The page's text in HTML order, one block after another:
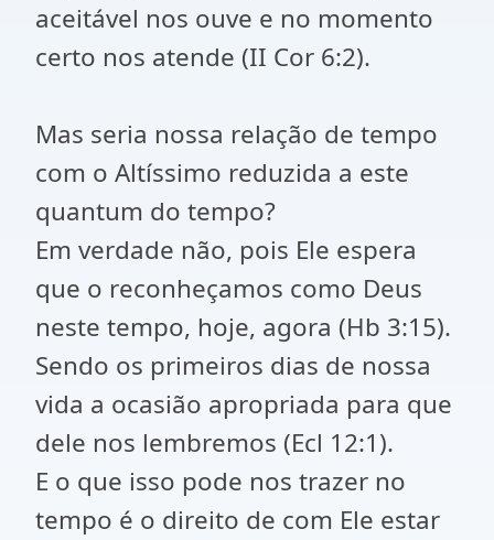
aceitável nos ouve e no momento
certo nos atende (II Cor 6:2).
Mas seria nossa relação de tempo
com o Altíssimo reduzida a este
quantum do tempo?
Em verdade não, pois Ele espera
que o reconheçamos como Deus
neste tempo, hoje, agora (Hb 3:15).
Sendo os primeiros dias de nossa
vida a ocasião apropriada para que
dele nos lembremos (Ecl 12:1).
E o que isso pode nos trazer no
tempo é o direito de com Ele estar